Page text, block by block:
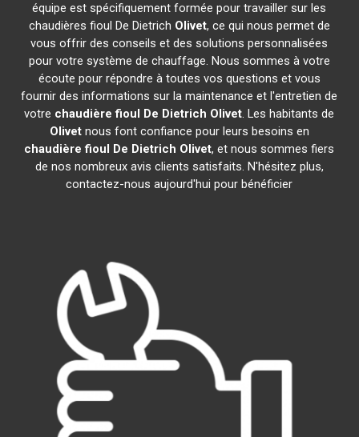
équipe est spécifiquement formée pour travailler sur les
chaudières fioul De Dietrich Olivet, ce qui nous permet de
vous offrir des conseils et des solutions personnalisées
pour votre système de chauffage. Nous sommes à votre
écoute pour répondre à toutes vos questions et vous
fournir des informations sur la maintenance et l'entretien de
votre chaudière fioul De Dietrich Olivet. Les habitants de
Olivetnous font confiance pour leurs besoins en
chaudière fioul De Dietrich Olivet, et nous sommes fiers
de nos nombreux avis clients satisfaits. N'hésitez plus,
contactez-nous aujourd'hui pour bénéficier